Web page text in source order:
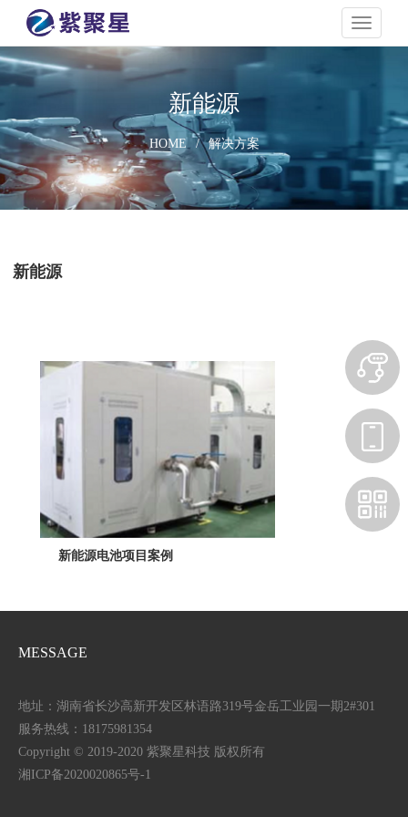
新能源
HOME / 解决方案
新能源
新能源电池项目案例
MESSAGE
地址：湖南省长沙高新开发区林语路319号金岳工业园一期2#301
服务热线：18175981354
Copyright © 2019-2020 紫聚星科技 版权所有
湘ICP备2020020865号-1